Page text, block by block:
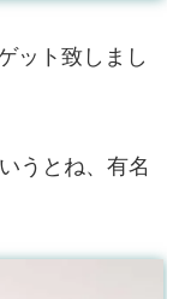
ット致しまし
うとね、有名